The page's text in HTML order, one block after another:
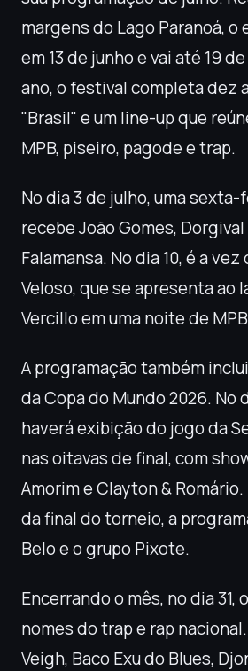
margens do Lago Paranoá,
em 13 de junho e vai até 19
ano, o festival completa dez
"Brasil" e um line-up que
MPB, piseiro, pagode e trap.
No dia 3 de julho, uma sexta-
recebe João Gomes,
Falamansa. No dia 10, é a
Veloso, que se apresenta ao
Vercillo em uma noite de
A programação também
da Copa do Mundo 2026. No
haverá exibição do jogo da
nas oitavas de final, com
Amorim e Clayton & Romário.
da final do torneio, a
Belo e o grupo Pixote.
Encerrando o mês, no dia 31,
nomes do trap e rap
Veigh, Baco Exu do Blues,